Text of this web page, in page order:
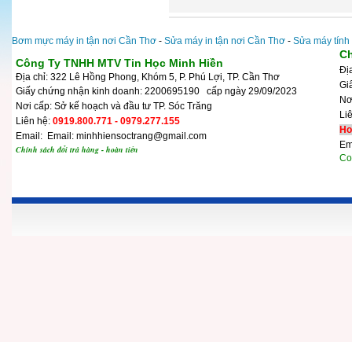
Bơm mực máy in tận nơi Cần Thơ - Sửa máy in tận nơi Cần Thơ - Sửa máy
Công Ty TNHH MTV Tin Học Minh Hiền
Địa chỉ: 322 Lê Hồng Phong, Khóm 5, P. Phú Lợi, TP. Cần Thơ
Giấy chứng nhận kinh doanh: 2200695190 cấp ngày 29/09/2023
Nơi cấp: Sở kế hoạch và đầu tư TP. Sóc Trăng
Liên hệ: 0919.800.771 - 0979.277.155
Email: Email: minhhiensoctrang@gmail.com
Chính sách đổi trả hàng - hoàn tiền